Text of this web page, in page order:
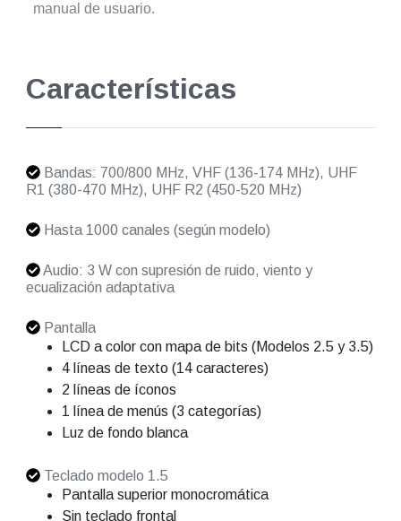
manual de usuario.
Características
Bandas: 700/800 MHz, VHF (136-174 MHz), UHF
R1 (380-470 MHz), UHF R2 (450-520 MHz)
Hasta 1000 canales (según modelo)
Audio: 3 W con supresión de ruido, viento y
ecualización adaptativa
Pantalla
LCD a color con mapa de bits (Modelos 2.5 y 3.5)
4 líneas de texto (14 caracteres)
2 líneas de íconos
1 línea de menús (3 categorías)
Luz de fondo blanca
Teclado modelo 1.5
Pantalla superior monocromática
Sin teclado frontal